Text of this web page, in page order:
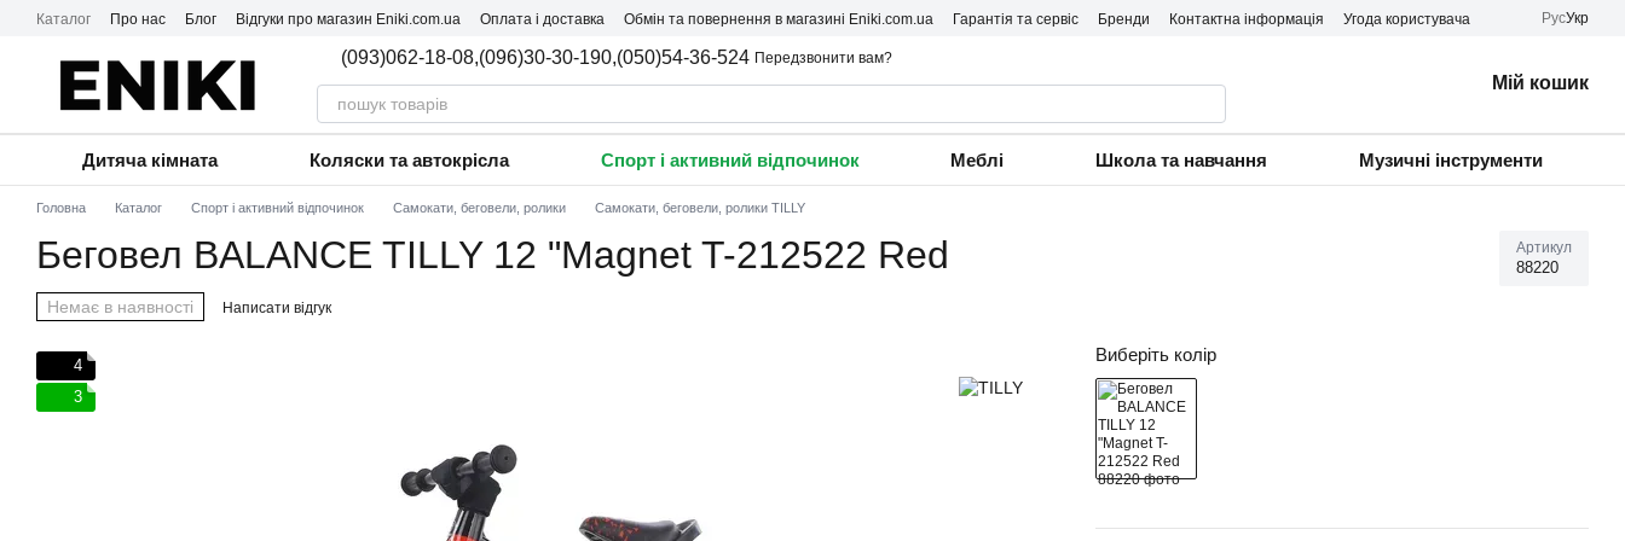
Перейти до основного контенту
Каталог Про нас Блог Відгуки про магазин Eniki.com.ua Оплата і доставка Обмін та повернення в магазині Eniki.com.ua Гарантія та сервіс Бренди Контактна інформація Угода користувача РусУкр
(093)062-18-08,(096)30-30-190,(050)54-36-524 Передзвонити вам?
Мій кошик
Дитяча кімната Коляски та автокрісла Спорт і активний відпочинок Меблі Школа та навчання Музичні інструменти
Головна Каталог Спорт і активний відпочинок Самокати, беговели, ролики Самокати, беговели, ролики TILLY
Беговел BALANCE TILLY 12 "Magnet T-212522 Red Артикул
88220
Немає в наявності Написати відгук
4
3
Виберіть колір